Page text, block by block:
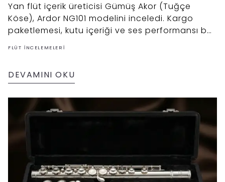
Yan flüt içerik üreticisi Gümüş Akor (Tuğçe
Köse), Ardor NG101 modelini inceledi. Kargo
paketlemesi, kutu içeriği ve ses performansı bu
videoda.
FLÜT İNCELEMELERI
DEVAMINI OKU